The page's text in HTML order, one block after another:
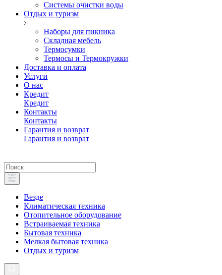
Системы очистки воды
Отдых и туризм
Наборы для пикника
Складная мебель
Термосумки
Термосы и Термокружки
Доставка и оплата
Услуги
О нас
Кредит
Кредит
Контакты
Контакты
Гарантия и возврат
Гарантия и возврат
Везде
Климатическая техника
Отопительное оборудование
Встраиваемая техника
Бытовая техника
Мелкая бытовая техника
Отдых и туризм